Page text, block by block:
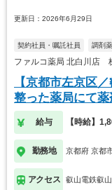
更新日：2026年6月29日
契約社員・嘱託社員 調剤
ファルコ薬局 北白川店
【京都市左京区
整った薬局にて
給与 【時給】
勤務地 京都府 京都
アクセス 叡山電鉄叡